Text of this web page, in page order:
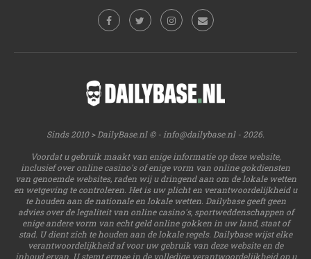
Sinds 2010 > DailyBase.nl © - info@dailybase.nl- 2026.
Voordat u gebruik maakt van enige informatie op deze website,
inclusief over online casino's of enige vorm van online gokdiensten
van genoemde websites, raden wij u dringend aan om de lokale wetten
en wetgeving te controleren. Het is uw plicht en verantwoordelijkheid u
te houden aan de nationale en lokale wetten. Dailybase geeft geen
advies over de legaliteit van online casino's, sportweddenschappen of
enige andere vorm van echt geld online gokken in uw land, staat of
stad. U dient zich te houden aan de lokale regels. Dailybase wijst elke
verantwoordelijkheid af voor uw gebruik van deze website en de
inhoud ervan. U stemt ermee in de volledige verantwoordelijkheid op u